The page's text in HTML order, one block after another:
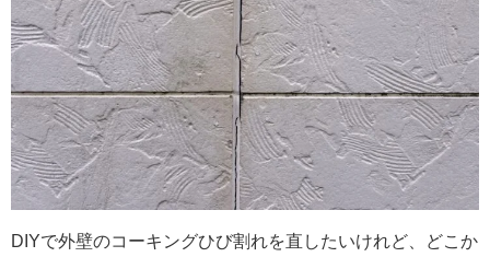
DIYで外壁のコーキングひび割れを直したいけれど、どこか